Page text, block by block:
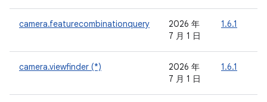
camera.featurecombinationquery
2026 年
7 月 1 日
1.6.1
camera.viewfinder (*)
2026 年
7 月 1 日
1.6.1